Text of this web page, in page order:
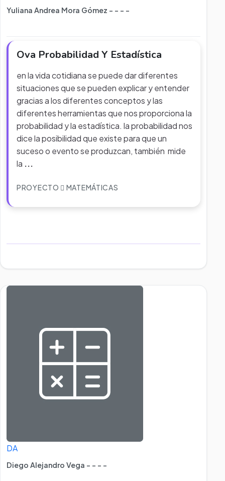
Yuliana Andrea Mora Gómez - - - -
Ova Probabilidad Y Estadística
en la vida cotidiana se puede dar diferentes
situaciones que se pueden explicar y entender
gracias a los diferentes conceptos y las
diferentes herramientas que nos proporciona la
probabilidad y la estadística. la probabilidad nos
dice la posibilidad que existe para que un
suceso o evento se produzcan, también mide
la ...
PROYECTO MATEMÁTICAS
DA
Diego Alejandro Vega - - - -